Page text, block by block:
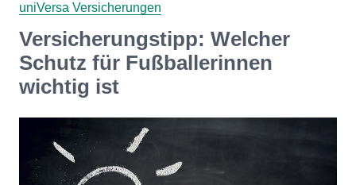
uniVersa Versicherungen
Versicherungstipp: Welcher
Schutz für Fußballerinnen
wichtig ist